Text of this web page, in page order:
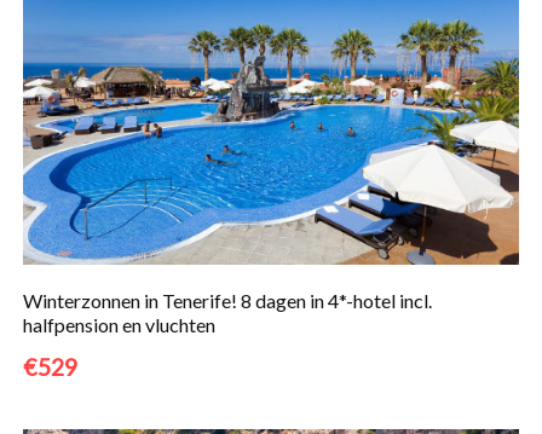
Winterzonnen in Tenerife! 8 dagen in 4*-hotel incl.
halfpension en vluchten
€529